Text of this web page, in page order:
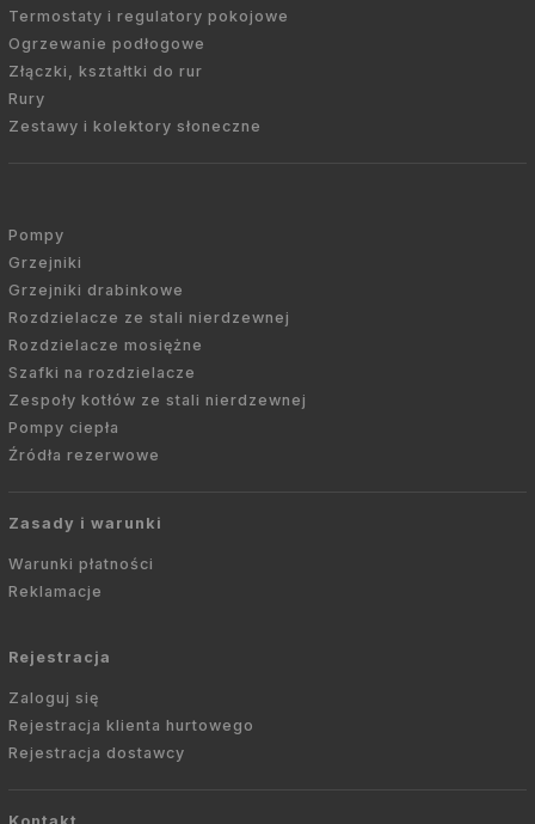
Termostaty i regulatory pokojowe
Ogrzewanie podłogowe
Złączki, kształtki do rur
Rury
Zestawy i kolektory słoneczne
Pompy
Grzejniki
Grzejniki drabinkowe
Rozdzielacze ze stali nierdzewnej
Rozdzielacze mosiężne
Szafki na rozdzielacze
Zespoły kotłów ze stali nierdzewnej
Pompy ciepła
Źródła rezerwowe
Zasady i warunki
Warunki płatności
Reklamacje
Rejestracja
Zaloguj się
Rejestracja klienta hurtowego
Rejestracja dostawcy